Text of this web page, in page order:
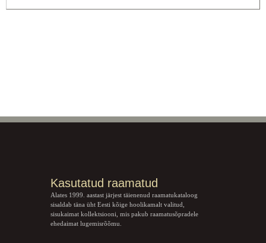
Kasutatud raamatud
Alates 1999. aastast järjest täienenud raamatukataloog
sisaldab täna üht Eesti kõige hoolikamalt valitud,
sisukaimat kollektsiooni, mis pakub raamatusõpradele
ehedaimat lugemisrõõmu.